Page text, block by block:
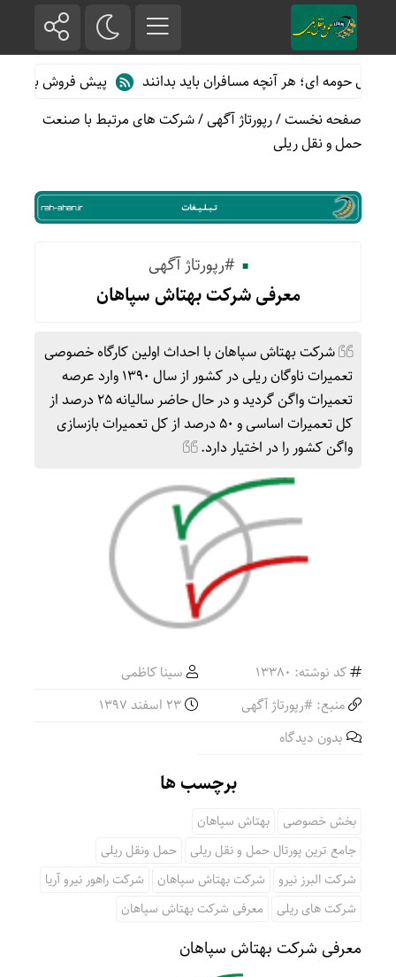
حومه ای؛ هر آنچه مسافران باید بدانند
پیش فروش بلیت قطارهای
صفحه نخست/رپورتاژ آگهی/شرکت های مرتبط با صنعت
حمل و نقل ریلی
#رپورتاژ آگهی
معرفی شرکت بهتاش سپاهان
شرکت بهتاش سپاهان با احداث اولین کارگاه خصوصی
تعمیرات ناوگان ریلی در کشور از سال 1390 وارد عرصه
تعمیرات واگن گردید و در حال حاضر سالیانه 25 درصد از
کل تعمیرات اساسی و 50 درصد از کل تعمیرات بازسازی
واگن کشور را در اختیار دارد.
کد نوشته: 13380
سینا کاظمی
منبع: #رپورتاژ آگهی
بدون دیدگاه
برچسب ها
بخش خصوصی
بهتاش سپاهان
جامع ترین پورتال حمل و نقل ریلی
حمل ونقل ریلی
شرکت البرز نیرو
شرکت بهتاش سپاهان
شرکت راهور نیرو آریا
شرکت های ریلی
معرفی شرکت بهتاش سپاهان
معرفی شرکت بهتاش سپاهان